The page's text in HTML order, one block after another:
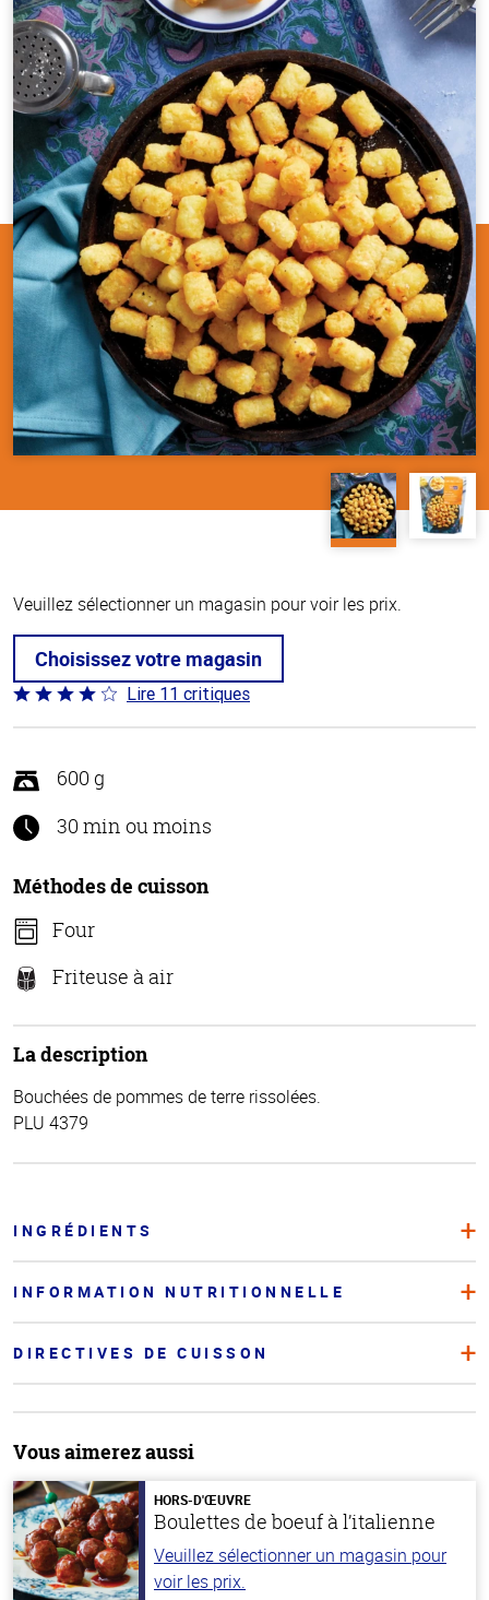
Veuillez sélectionner un magasin pour voir les prix.
Choisissez votre magasin
Coté
3.9 sur
Lire 11 critiques
600 g
30 min ou moins
Méthodes de cuisson
Four
Friteuse à air
La description
Bouchées de pommes de terre rissolées.
PLU 4379
INGRÉDIENTS
INFORMATION NUTRITIONNELLE
DIRECTIVES DE CUISSON
Vous aimerez aussi
HORS-D'ŒUVRE
Boulettes de boeuf à l’italienne
Veuillez sélectionner un magasin pour
voir les prix.